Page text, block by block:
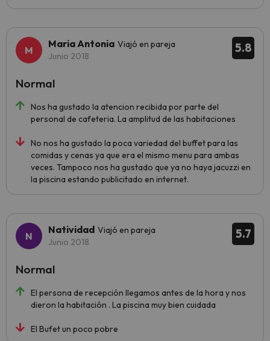
5.8
Maria Antonia Viajó en pareja
Junio 2018
Nos ha gustado la atencion recibida por parte del
personal de cafeteria. La amplitud de las habitaciones
No nos ha gustado la poca variedad del buffet para las
comidas y cenas ya que era el mismo menu para ambas
veces. Tampoco nos ha gustado que ya no haya jacuzzi en
la piscina estando publicitado en internet.
Normal
5.7
Natividad Viajó en pareja
Junio 2018
El persona de recepción llegamos antes de la hora y nos
dieron la habitación . La piscina muy bien cuidada
El Bufet un poco pobre
Normal